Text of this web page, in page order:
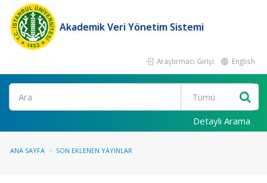
Akademik Veri Yönetim Sistemi
Araştırmacı Girişi English
Ara
Detaylı Arama
ANA SAYFA SON EKLENEN YAYINLAR